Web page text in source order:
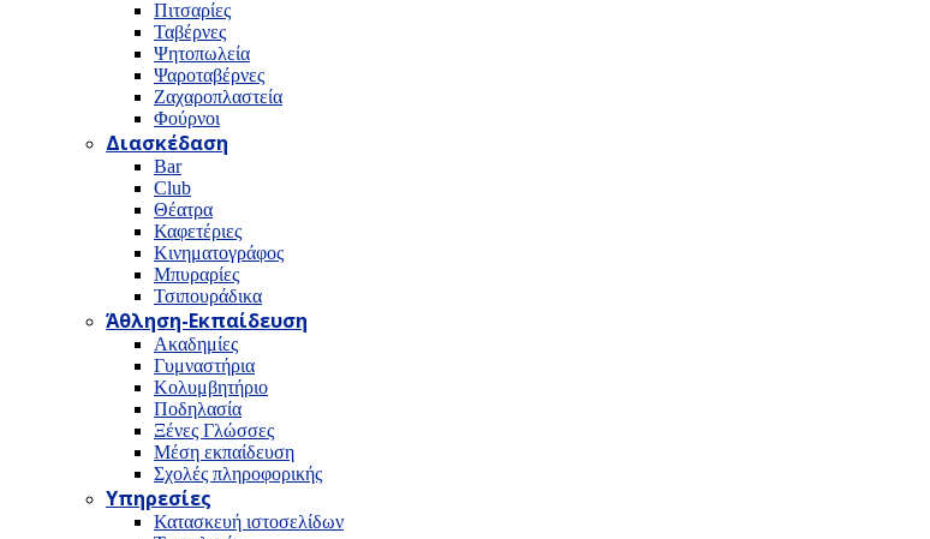
Πιτσαρίες
Ταβέρνες
Ψητοπωλεία
Ψαροταβέρνες
Ζαχαροπλαστεία
Φούρνοι
Διασκέδαση
Bar
Club
Θέατρα
Καφετέριες
Κινηματογράφος
Μπυραρίες
Τσιπουράδικα
Άθληση-Εκπαίδευση
Ακαδημίες
Γυμναστήρια
Κολυμβητήριο
Ποδηλασία
Ξένες Γλώσσες
Μέση εκπαίδευση
Σχολές πληροφορικής
Υπηρεσίες
Κατασκευή ιστοσελίδων